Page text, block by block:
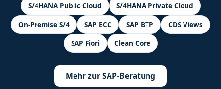
S/4HANA Public Cloud
S/4HANA Private Cloud
On-Premise S/4
SAP ECC SAP BTP
CDS Views
SAP Fiori
Clean Core
Mehr zur SAP-Beratung